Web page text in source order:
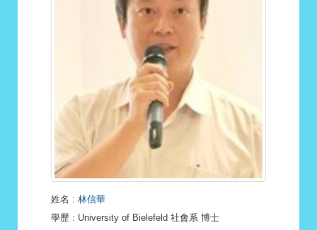
姓名 : 林信華
學歷 : University of Bielefeld 社會系 博士